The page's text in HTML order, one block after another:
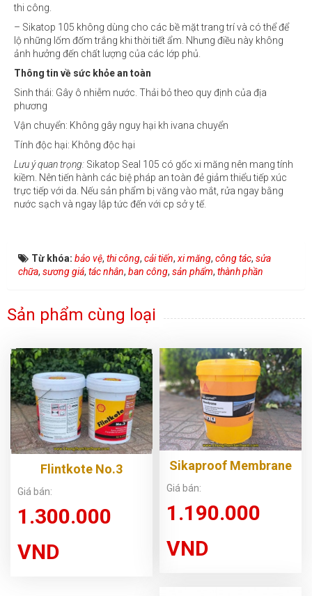
thi công.
– Sikatop 105 không dùng cho các bề mặt trang trí và có thể để
lộ những lốm đốm trắng khi thời tiết ẩm. Nhưng điều này không
ảnh hưởng đến chất lượng của các lớp phủ.
Thông tin về sức khỏe an toàn
Sinh thái: Gây ô nhiễm nước. Thải bỏ theo quy định của địa
phương
Vận chuyển: Không gây nguy hại kh ivana chuyển
Tính độc hại: Không độc hại
Lưu ý quan trọng: Sikatop Seal 105 có gốc xi măng nên mang tính
kiềm. Nên tiến hành các biệ pháp an toàn đẻ giảm thiểu tiếp xúc
trực tiếp với da. Nếu sản phẩm bị văng vào mắt, rửa ngay bằng
nước sạch và ngay lập tức đến với cp sở y tế.
Từ khóa: bảo vệ, thi công, cải tiến, xi măng, công tác, sửa
chữa, sương giá, tác nhân, ban công, sản phẩm, thành phần
Sản phẩm cùng loại
Flintkote No.3
Giá bán:
1.300.000
VND
Sikaproof Membrane
Giá bán:
1.190.000
VND